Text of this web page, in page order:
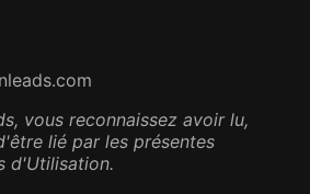
vous reconnaissez avoir lu,
lié par les présentes
d'Utilisation.